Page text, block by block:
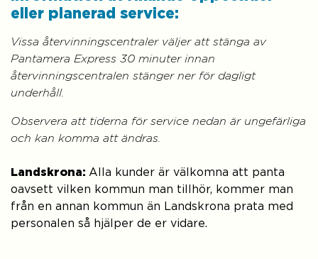
eller planerad service:
Vissa återvinningscentraler väljer att stänga av
Pantamera Express 30 minuter innan
återvinningscentralen stänger ner för dagligt
underhåll.
Observera att tiderna för service nedan är ungefärliga
och kan komma att ändras.
Landskrona: Alla kunder är välkomna att panta
oavsett vilken kommun man tillhör, kommer man
från en annan kommun än Landskrona prata med
personalen så hjälper de er vidare.